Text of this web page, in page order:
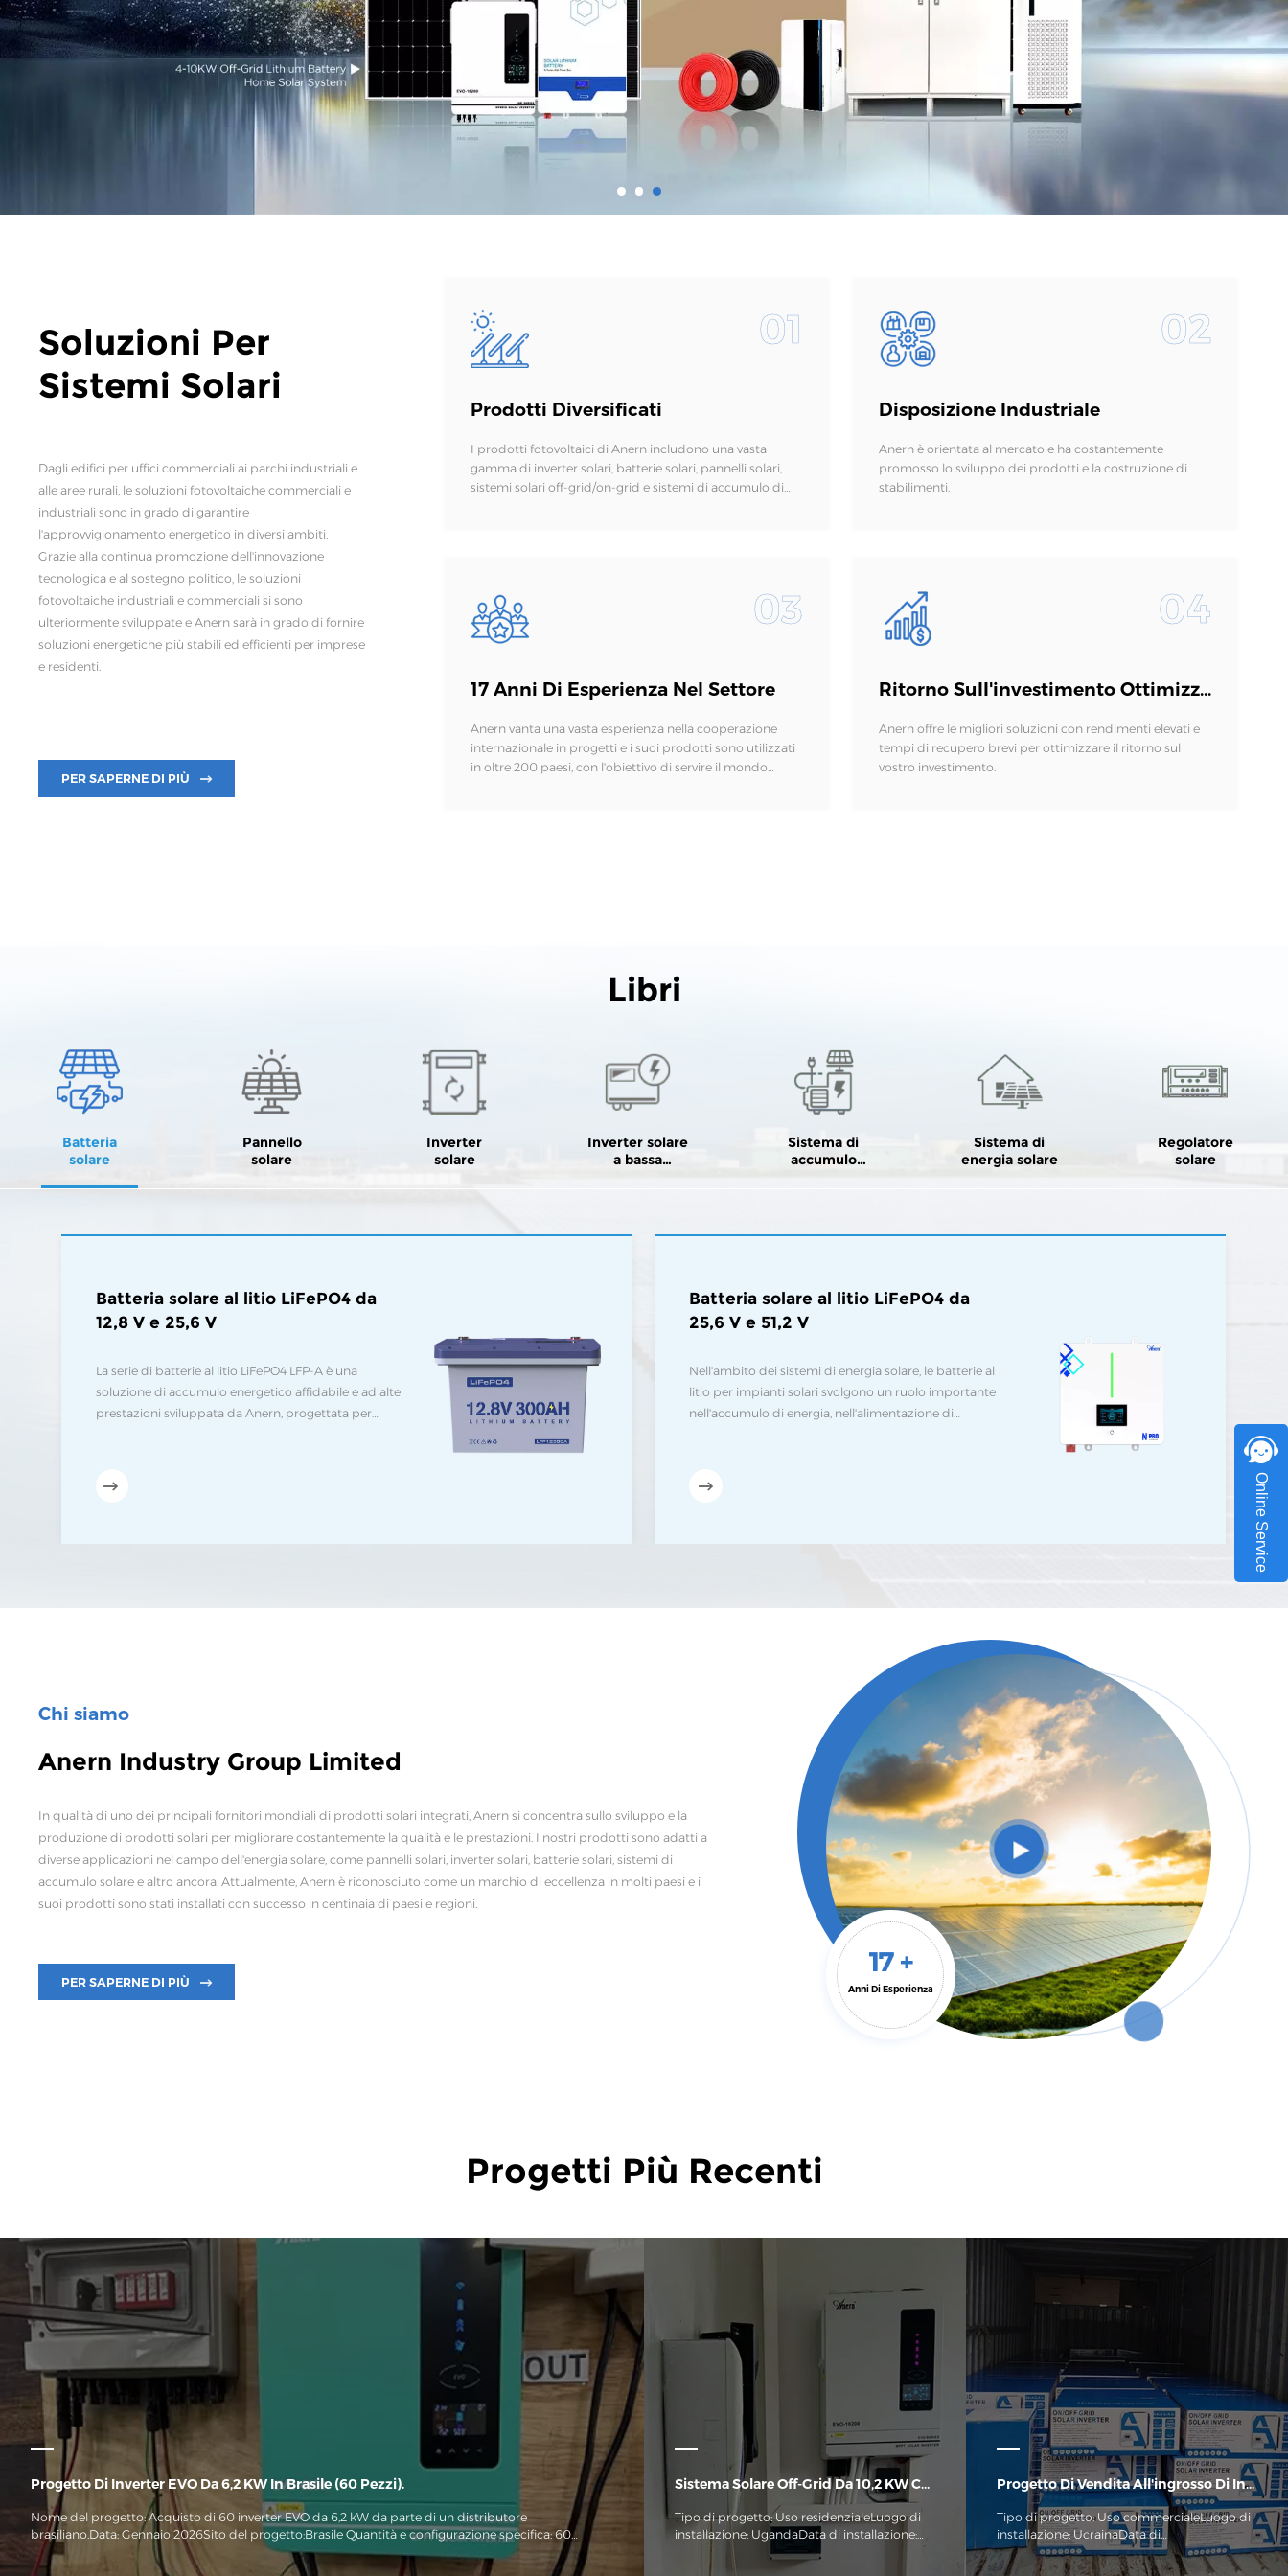
اللغة العربية
中文
Soluzioni Per
Sistemi Solari
Dagli edifici per uffici commerciali ai parchi industriali e
alle aree rurali, le soluzioni fotovoltaiche commerciali e
industriali sono in grado di garantire
l'approvvigionamento energetico in diversi ambiti.
Grazie alla continua promozione dell'innovazione
tecnologica e al sostegno politico, le soluzioni
fotovoltaiche industriali e commerciali si sono
ulteriormente sviluppate e Anern sarà in grado di fornire
soluzioni energetiche più stabili ed efficienti per imprese
e residenti.
PER SAPERNE DI PIÙ
Prodotti Diversificati
I prodotti fotovoltaici di Anern includono una vasta
gamma di inverter solari, batterie solari, pannelli solari,
sistemi solari off-grid/on-grid e sistemi di accumulo di
01
Disposizione Industriale
Anern è orientata al mercato e ha costantemente
promosso lo sviluppo dei prodotti e la costruzione di
stabilimenti.
02
17 Anni Di Esperienza Nel Settore
Anern vanta una vasta esperienza nella cooperazione
internazionale in progetti e i suoi prodotti sono utilizzati
in oltre 200 paesi, con l'obiettivo di servire il mondo
03
Ritorno Sull'investimento Ottimizzato
Anern offre le migliori soluzioni con rendimenti elevati e
tempi di recupero brevi per ottimizzare il ritorno sul
vostro investimento.
04
Libri
Batteria
solare
Pannello
solare
Inverter
solare
Inverter solare
a bassa
Sistema di
accumulo
Sistema di
energia solare
Regolatore
solare
Batteria solare al litio LiFePO4 da
12,8 V e 25,6 V
La serie di batterie al litio LiFePO4 LFP-A è una
soluzione di accumulo energetico affidabile e ad alte
prestazioni sviluppata da Anern, progettata per
Batteria solare al litio LiFePO4 da
25,6 V e 51,2 V
Nell'ambito dei sistemi di energia solare, le batterie al
litio per impianti solari svolgono un ruolo importante
nell'accumulo di energia, nell'alimentazione di
durata di servizio oltre 8 anni; sistema di gestione
della batteria BMS, con capacità di sovracorrente
continua di 200 A, utilizzato principalmente in
soluzioni di energia solare per la casa.
Chi siamo
Anern Industry Group Limited
In qualità di uno dei principali fornitori mondiali di prodotti solari integrati, Anern si concentra sullo sviluppo e la
produzione di prodotti solari per migliorare costantemente la qualità e le prestazioni. I nostri prodotti sono adatti a
diverse applicazioni nel campo dell'energia solare, come pannelli solari, inverter solari, batterie solari, sistemi di
accumulo solare e altro ancora. Attualmente, Anern è riconosciuto come un marchio di eccellenza in molti paesi e i
suoi prodotti sono stati installati con successo in centinaia di paesi e regioni.
PER SAPERNE DI PIÙ
17 +
Anni Di Esperienza
Progetti Più Recenti
Progetto Di Inverter EVO Da 6,2 KW In Brasile (60 Pezzi).
Nome del progetto: Acquisto di 60 inverter EVO da 6,2 kW da parte di un distributore
brasiliano.Data: Gennaio 2026Sito del progetto:Brasile Quantità e configurazione specifica: 60
inverter solari EVO da 6,2 kWDescrizione del progetto:Questo lotto di 60 inverter solari EVO da 6,2
kW sarà spedito in Brasile per essere utilizzato in progetti di accumulo di energia fotovoltaica per
Sistema Solare Off-Grid Da 10,2 KW Con Accumulo Di Energia A Strati Per Uso Domestico In Uganda
Tipo di progetto: Uso residenzialeLuogo di
installazione: UgandaData di installazione:
Gennaio 2026Componenti del sistema:
Inverter off-grid MPPT serie EVO da 10,2 kW +
Progetto Di Vendita All'ingrosso Di Inverter Solari In Ucraina
Tipo di progetto: Uso commercialeLuogo di
installazione: UcrainaData di
installazione:Dicembre 2022Componenti del
sistema: Progetto di vendita all'ingrosso di
Online Service